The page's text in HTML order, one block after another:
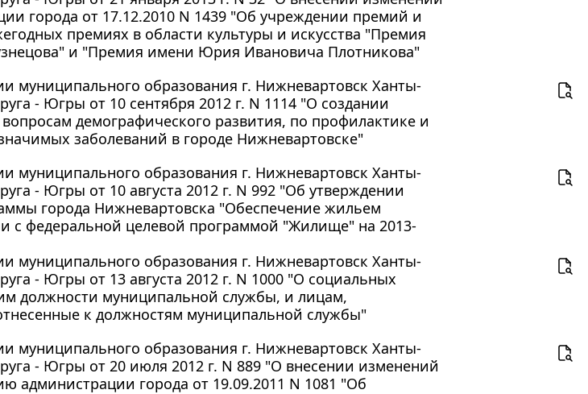
города от 17.12.2010 N 1439 "Об учреждении премий и
премиях в области культуры и искусства "Премия
и "Премия имени Юрия Ивановича Плотникова"
муниципального образования г. Нижневартовск Ханты-
- Югры от 10 сентября 2012 г. N 1114 "О создании
демографического развития, по профилактике и
заболеваний в городе Нижневартовске"
муниципального образования г. Нижневартовск Ханты-
- Югры от 10 августа 2012 г. N 992 "Об утверждении
города Нижневартовска "Обеспечение жильем
с федеральной целевой программой "Жилище" на 2013-
муниципального образования г. Нижневартовск Ханты-
- Югры от 13 августа 2012 г. N 1000 "О социальных
должности муниципальной службы, и лицам,
к должностям муниципальной службы"
муниципального образования г. Нижневартовск Ханты-
- Югры от 20 июля 2012 г. N 889 "О внесении изменений
администрации города от 19.09.2011 N 1081 "Об